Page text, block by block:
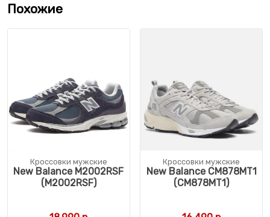
Похожие
Кроссовки мужские
New Balance M2002RSF
(M2002RSF)
Кроссовки мужские
New Balance CM878MT1
(CM878MT1)